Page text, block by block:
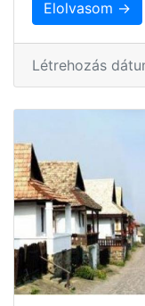
Elolvasom →
Létrehozás